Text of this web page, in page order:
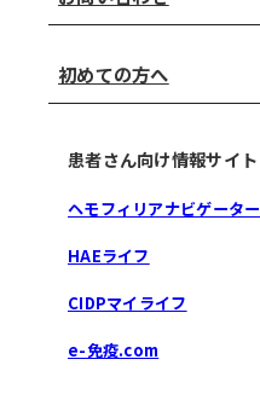
初めての方へ
患者さん向け情報サイト
ヘモフィリアナビゲーター
HAEライフ
CIDPマイライフ
e-免疫.com